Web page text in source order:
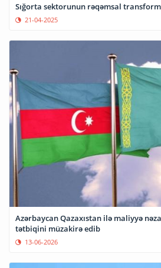
Sığorta sektorunun rəqəmsal
21-04-2025
Azərbaycan Qazaxıstan ilə maliyyə
tətbiqini müzakirə edib
13-06-2026